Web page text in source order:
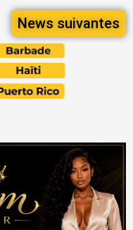
News suivantes